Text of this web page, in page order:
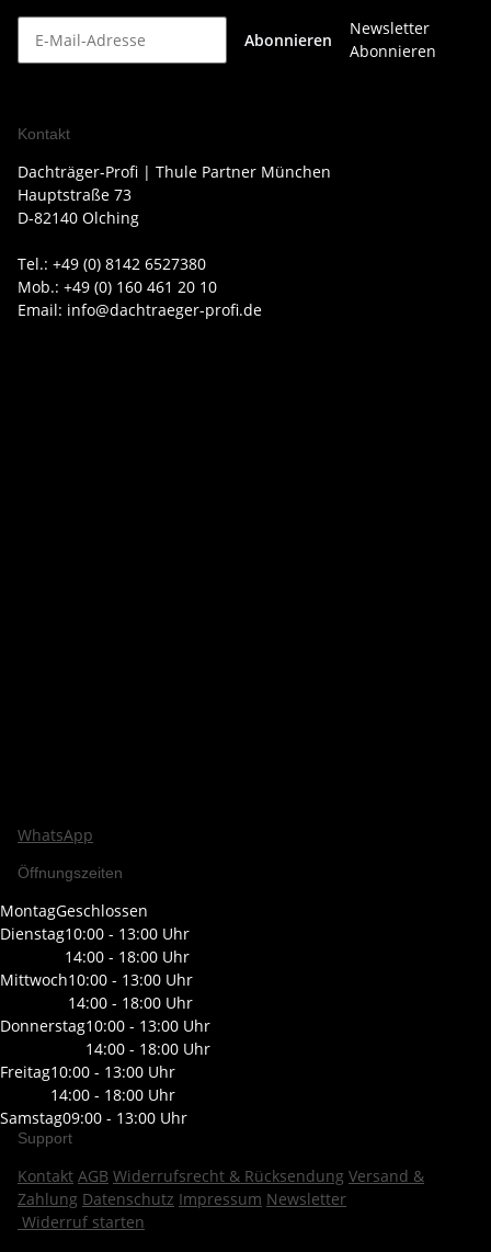
Abonnieren
Newsletter
Abonnieren
Kontakt
Dachträger-Profi | Thule Partner München
Hauptstraße 73
D-82140 Olching
Tel.: +49 (0) 8142 6527380
Mob.: +49 (0) 160 461 20 10
Email: info@dachtraeger-profi.de
WhatsApp
Öffnungszeiten
MontagGeschlossen
Dienstag10:00 - 13:00 Uhr
14:00 - 18:00 Uhr
Mittwoch10:00 - 13:00 Uhr
14:00 - 18:00 Uhr
Donnerstag10:00 - 13:00 Uhr
14:00 - 18:00 Uhr
Freitag10:00 - 13:00 Uhr
14:00 - 18:00 Uhr
Samstag09:00 - 13:00 Uhr
Support
Kontakt AGB Widerrufsrecht & Rücksendung Versand &
Zahlung Datenschutz Impressum Newsletter
Widerruf starten